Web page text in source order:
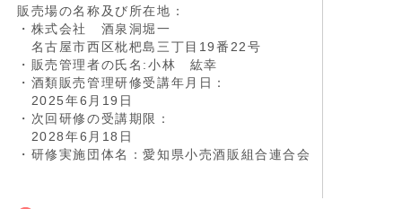
販売場の名称及び所在地：
・株式会社 酒泉洞堀一
名古屋市西区枇杷島三丁目19番22号
・販売管理者の氏名:小林 紘幸
・酒類販売管理研修受講年月日：
2025年6月19日
・次回研修の受講期限：
2028年6月18日
・研修実施団体名：愛知県小売酒販組合連合会